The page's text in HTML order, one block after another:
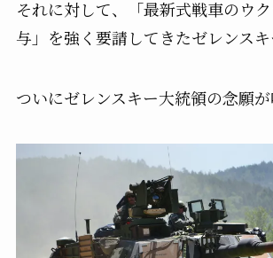
それに対して、「最新式戦車のウ
与」を強く要請してきたゼレンスキ
ついにゼレンスキー大統領の念願が